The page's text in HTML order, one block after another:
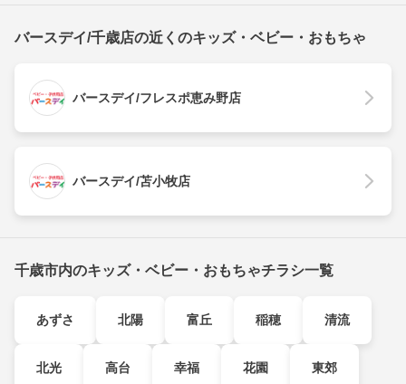
バースデイ/千歳店の近くのキッズ・ベビー・おもちゃ
バースデイ/フレスポ恵み野店
バースデイ/苫小牧店
千歳市内のキッズ・ベビー・おもちゃチラシ一覧
あずさ 北陽 富丘 稲穂 清流
北光 高台 幸福 花園 東郊